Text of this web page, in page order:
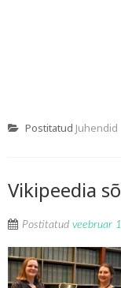
Postitatud Juhendid
Vikipeedia
Postitatud veebruar